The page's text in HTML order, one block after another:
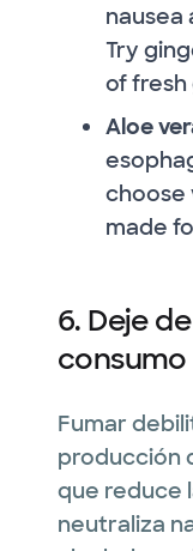
nausea
Try
of fresh
Aloe
choose
made
6. Deje
Fumar
producción
que reduce
neutraliza